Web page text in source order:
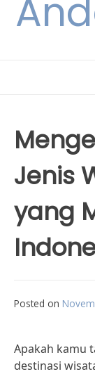
Jenis
yang
Posted on
Apakah kamu
destinasi